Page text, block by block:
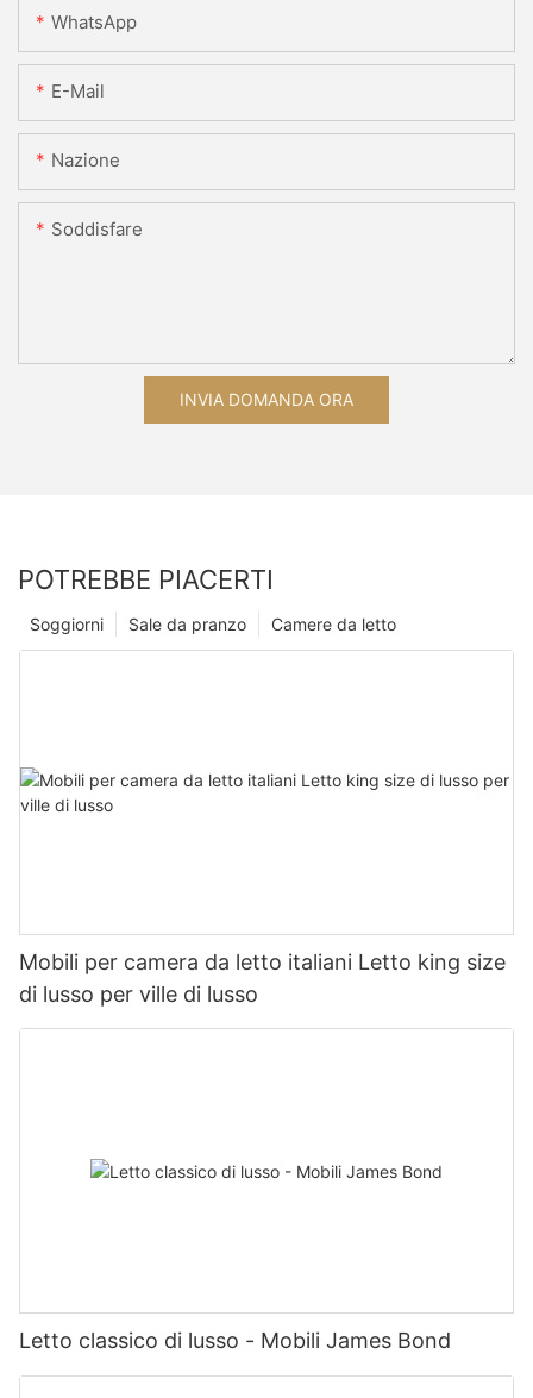
WhatsApp
E-Mail
Nazione
Soddisfare
INVIA DOMANDA ORA
POTREBBE PIACERTI
Camere da letto
Sale da pranzo
Soggiorni
Mobili per camera da letto italiani Letto king size
di lusso per ville di lusso
Letto classico di lusso - Mobili James Bond